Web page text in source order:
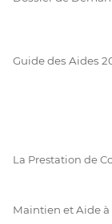
Guide des Aides
La Prestation de
Maintien et Aide